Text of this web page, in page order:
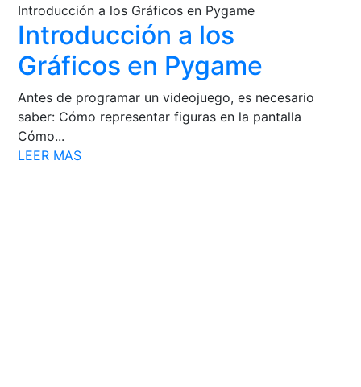
Introducción a los Gráficos en Pygame
Introducción a los
Gráficos en Pygame
Antes de programar un videojuego, es necesario
saber: Cómo representar figuras en la pantalla
Cómo...
LEER MAS